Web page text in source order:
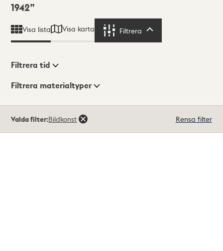
1942
Visa lista Visa karta Filtrera
Visningsläge
Filtrera tid
Filtrera materialtyper
träffar
Valda filter:Bildkonst Rensa filter